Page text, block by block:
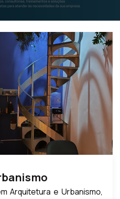
Arquitetura e Urbanismo,